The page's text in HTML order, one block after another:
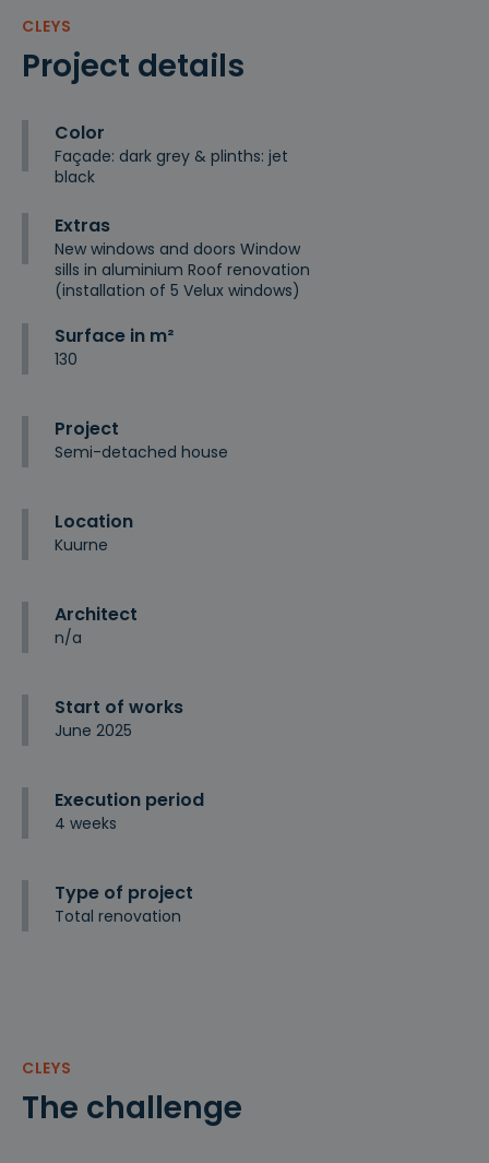
CLEYS
Project details
Color
Façade: dark grey & plinths: jet
black
Extras
New windows and doors Window
sills in aluminium Roof renovation
(installation of 5 Velux windows)
Surface in m²
130
Project
Semi-detached house
Location
Kuurne
Architect
n/a
Start of works
June 2025
Execution period
4 weeks
Type of project
Total renovation
CLEYS
The challenge